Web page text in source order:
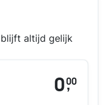
altijd gelijk
0,
00